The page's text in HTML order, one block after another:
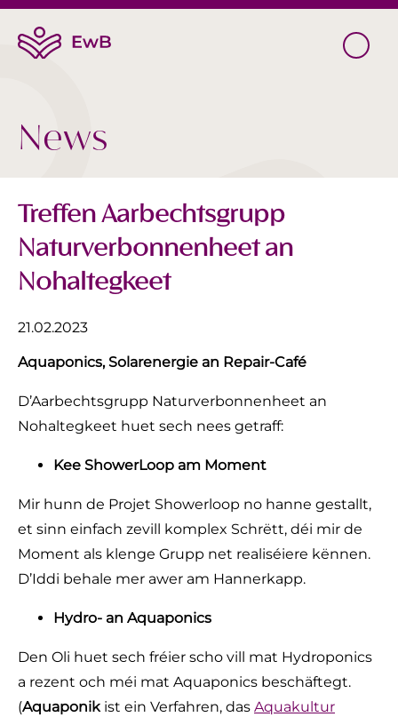
News
Treffen Aarbechtsgrupp
Naturverbonnenheet an
Nohaltegkeet
21.02.2023
Aquaponics, Solarenergie an Repair-Café
D’Aarbechtsgrupp Naturverbonnenheet an
Nohaltegkeet huet sech nees getraff:
Kee ShowerLoop am Moment
Mir hunn de Projet Showerloop no hanne gestallt,
et sinn einfach zevill komplex Schrëtt, déi mir de
Moment als klenge Grupp net realiséiere kënnen.
D’Iddi behale mer awer am Hannerkapp.
Hydro- an Aquaponics
Den Oli huet sech fréier scho vill mat Hydroponics
a rezent och méi mat Aquaponics beschäftegt.
(Aquaponikist ein Verfahren, das Aquakultur